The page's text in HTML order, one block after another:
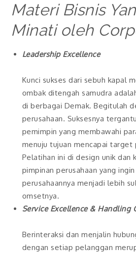
Materi Bisnis
Minati oleh
Leadership Excellence
Kunci sukses dari sebuh kapal
ombak ditengah samudra
di berbagai Demak. Begitulah
perusahaan. Suksesnya
pemimpin yang membawahi
menuju tujuan mencapai target
Pelatihan ini di design unik dan
pimpinan perusahaan yang
perusahaannya menjadi lebih
omsetnya.
Service Excellence & Handling
Berinteraksi dan menjalin
dengan setiap pelanggan